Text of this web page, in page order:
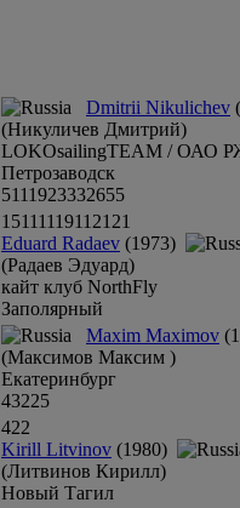
Dmitrii Nikulichev
(Никуличев Дмитрий)
LOKOsailingTEAM / ОАО
Петрозаводск
5111923332655
1 51111191121 21
Eduard Radaev (1973)
(Радаев Эдуард)
кайт клуб NorthFly
Заполярный
Maxim Maximov
(Максимов Максим )
Екатеринбург
43225
422
Kirill Litvinov (1980)
(Литвинов Кирилл)
Новый Тагил